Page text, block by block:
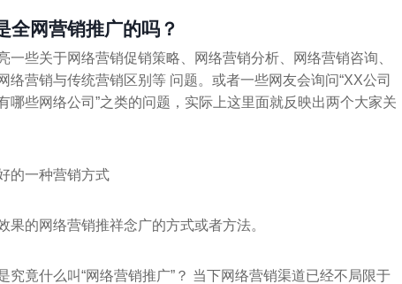
全网营销推广的吗？
一些关于网络营销促销策略、网络营销分析、网络营销咨询、
络营销与传统营销区别等 问题。或者一些网友会询问“XX公司
哪些网络公司”之类的问题，实际上这里面就反映出两个大家关
的一种营销方式
的网络营销推祥念广的方式或者方法。
究竟什么叫“网络营销推广”？ 当下网络营销渠道已经不局限于